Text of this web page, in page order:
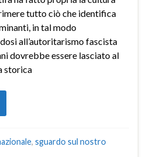
tutto ciò che identifica
in tal modo
all’autoritarismo fascista
dovrebbe essere lasciato al
storica
, sguardo sul nostro